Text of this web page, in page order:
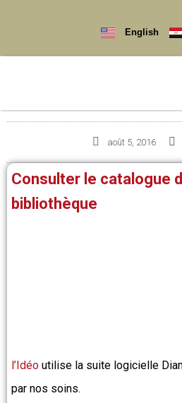
English
août 5, 2016
Consulter le catalogue
bibliothèque
l’Idéo utilise la suite logicielle
par nos soins.